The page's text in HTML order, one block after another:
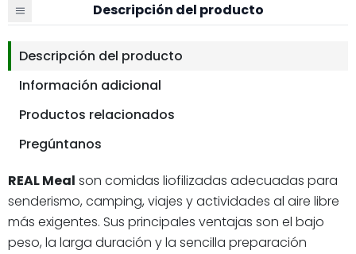
Descripción del producto
Descripción del producto
Información adicional
Productos relacionados
Pregúntanos
REAL Meal son comidas liofilizadas adecuadas para
senderismo, camping, viajes y actividades al aire libre
más exigentes. Sus principales ventajas son el bajo
peso, la larga duración y la sencilla preparación